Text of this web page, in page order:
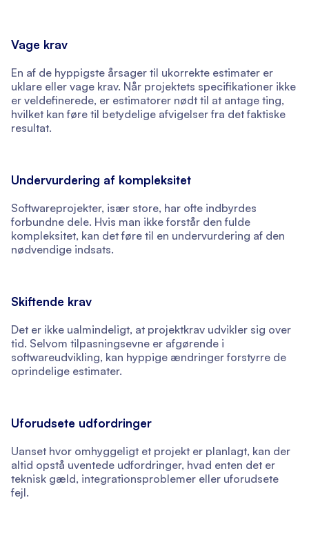
Vage krav
En af de hyppigste årsager til ukorrekte estimater er
uklare eller vage krav. Når projektets specifikationer ikke
er veldefinerede, er estimatorer nødt til at antage ting,
hvilket kan føre til betydelige afvigelser fra det faktiske
resultat.
Undervurdering af kompleksitet
Softwareprojekter, især store, har ofte indbyrdes
forbundne dele. Hvis man ikke forstår den fulde
kompleksitet, kan det føre til en undervurdering af den
nødvendige indsats.
Skiftende krav
Det er ikke ualmindeligt, at projektkrav udvikler sig over
tid. Selvom tilpasningsevne er afgørende i
softwareudvikling, kan hyppige ændringer forstyrre de
oprindelige estimater.
Uforudsete udfordringer
Uanset hvor omhyggeligt et projekt er planlagt, kan der
altid opstå uventede udfordringer, hvad enten det er
teknisk gæld, integrationsproblemer eller uforudsete
fejl.